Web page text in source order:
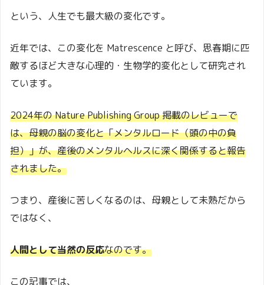
という、人生でも最大級の変化です。
近年では、この変化を Matrescence と呼び、思春期に匹
敵するほど大きな心理的・生物学的変化として研究され
ています。
2024年のNature Publishing Group掲載のレビューで
は、母親の脳の変化と「メンタルロード（頭の中の負
担）」が、産後のメンタルヘルスに深く関係すると報告
されました。
つまり、産後に苦しくなるのは、母親として未熟だから
ではなく、
人間として当然の反応なのです。
この記事では、